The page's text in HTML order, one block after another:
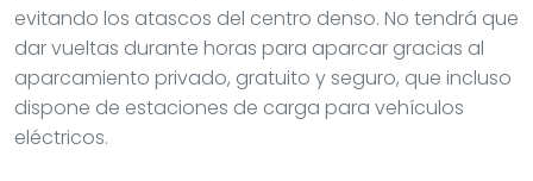
evitando los atascos del centro denso. No tendrá que
dar vueltas durante horas para aparcar gracias al
aparcamiento privado, gratuito y seguro, que incluso
dispone de estaciones de carga para vehículos
eléctricos.